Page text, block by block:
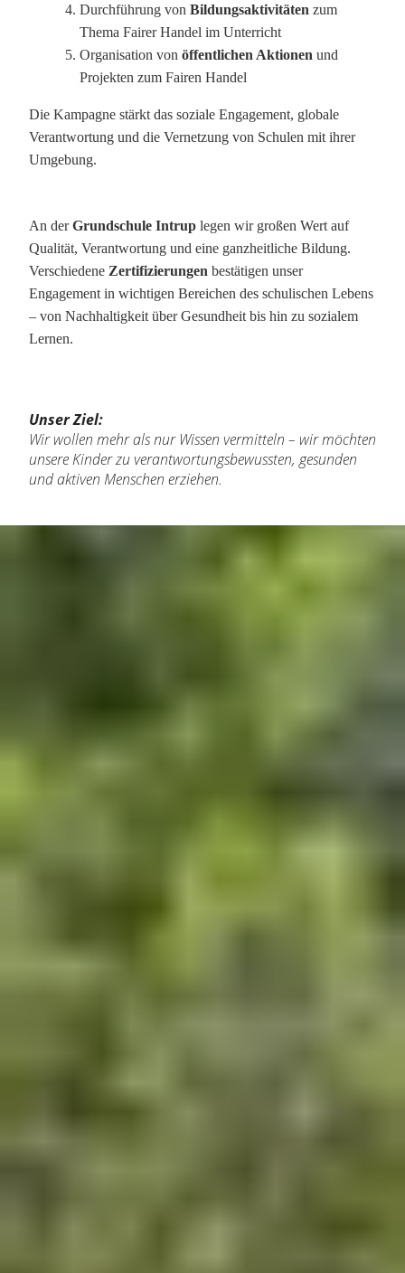
Durchführung von Bildungsaktivitäten zum
Thema Fairer Handel im Unterricht
Organisation von öffentlichen Aktionen und
Projekten zum Fairen Handel
Die Kampagne stärkt das soziale Engagement, globale
Verantwortung und die Vernetzung von Schulen mit ihrer
Umgebung.
An derGrundschule Intrup legen wir großen Wert auf
Qualität, Verantwortung und eine ganzheitliche Bildung.
Verschiedene Zertifizierungen bestätigen unser
Engagement in wichtigen Bereichen des schulischen Lebens
– von Nachhaltigkeit über Gesundheit bis hin zu sozialem
Lernen.
Unser Ziel:
Wir wollen mehr als nur Wissen vermitteln – wir möchten
unsere Kinder zu verantwortungsbewussten, gesunden
und aktiven Menschen erziehen.